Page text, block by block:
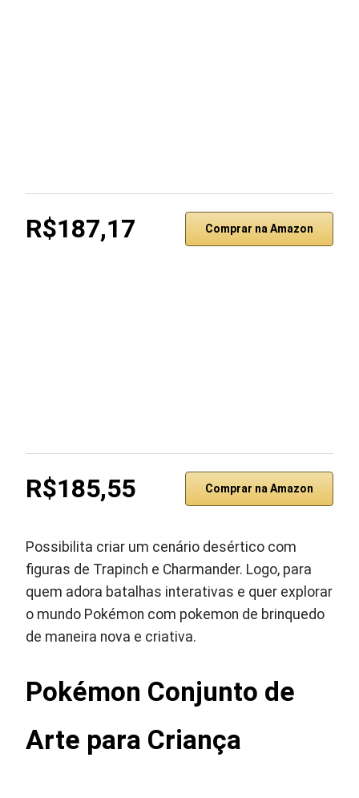
R$187,17 Comprar na Amazon
R$185,55 Comprar na Amazon
Possibilita criar um cenário desértico com
figuras de Trapinch e Charmander. Logo, para
quem adora batalhas interativas e quer explorar
o mundo Pokémon com pokemon de brinquedo
de maneira nova e criativa.
Pokémon Conjunto de
Arte para Criança